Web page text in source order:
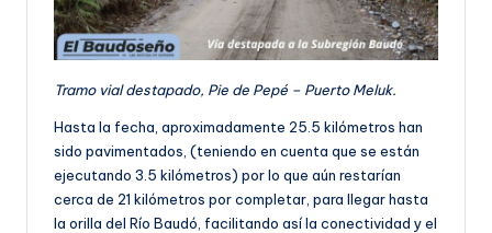
Tramo vial destapado, Pie de Pepé – Puerto Meluk.
Hasta la fecha, aproximadamente 25.5 kilómetros han
sido pavimentados, (teniendo en cuenta que se están
ejecutando 3.5 kilómetros) por lo que aún restarían
cerca de 21 kilómetros por completar, para llegar hasta
la orilla del Río Baudó, facilitando así la conectividad y el